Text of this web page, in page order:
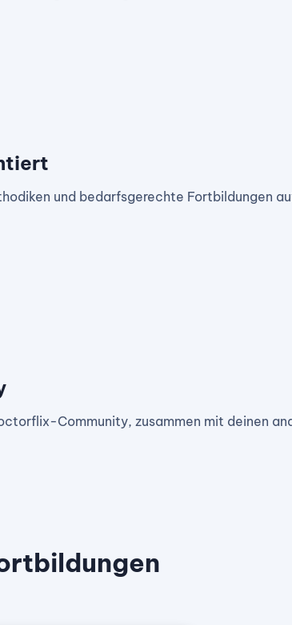
und bedarfsgerechte Fortbildungen
Community, zusammen mit deinen